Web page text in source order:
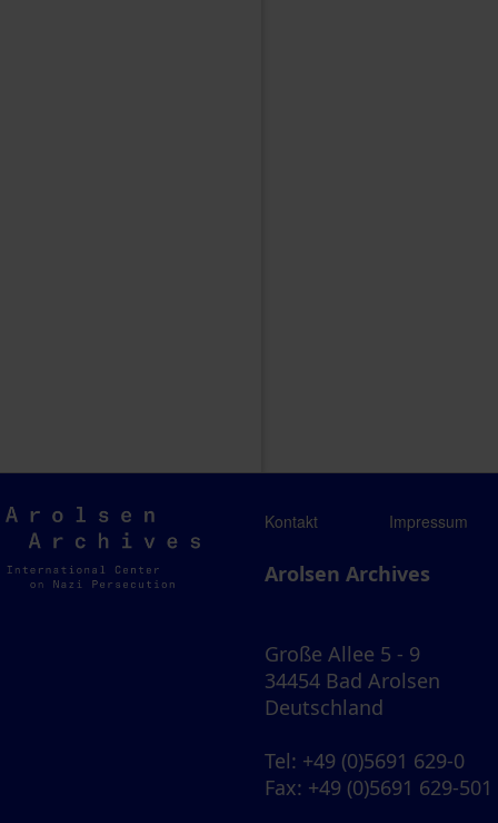
Arolsen
Archives
Kontakt Impressum
Arolsen Archives
Große Allee 5 - 9
34454 Bad Arolsen
Deutschland
Tel: +49 (0)5691 629-0
Fax: +49 (0)5691 629-501